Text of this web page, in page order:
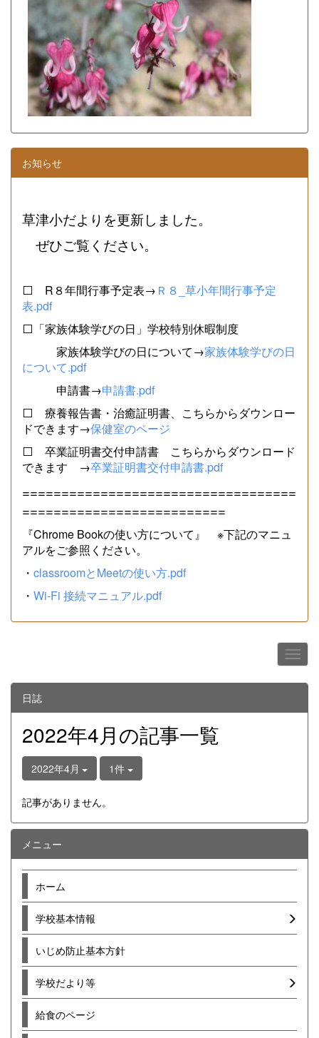
お知らせ
草津小だよりを更新しました。
ぜひご覧ください。
⬜ R８年間行事予定表→ Ｒ８_草小年間行事予定
表.pdf
⬜「家族体験学びの日」学校特別休暇制度
家族体験学びの日について→家族体験学びの日
について.pdf
申請書→申請書.pdf
⬜ 療養報告書・治癒証明書、こちらからダウンロー
ドできます→保健室のページ
⬜ 卒業証明書交付申請書 こちらからダウンロード
できます →卒業証明書交付申請書.pdf
===================================
==========================
『Chrome Bookの使い方について』 ※下記のマニュ
アルをご参照ください。
・ classroomとMeetの使い方.pdf
・ Wi-Fi 接続マニュアル.pdf
日誌
2022年4月の記事一覧
2022年4月 1件
記事がありません。
メニュー
ホーム
学校基本情報
いじめ防止基本方針
学校だより等
給食のページ